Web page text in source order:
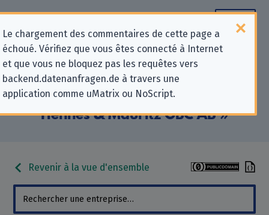
Le chargement des commentaires de cette page a
échoué. Vérifiez que vous êtes connecté à Internet
et que vous ne bloquez pas les requêtes vers
backend.datenanfragen.de à travers une
application comme uMatrix ou NoScript.
Informations de contact pour les
demandes relatives à la protection
de la vie privée pour « H & M
Hennes & Mauritz GBC AB »
Revenir à la vue d'ensemble